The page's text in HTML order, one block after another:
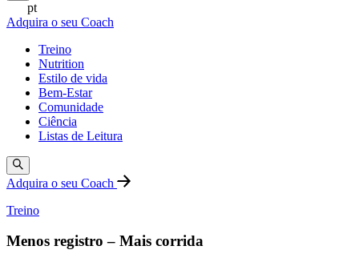
pt
Adquira o seu Coach
Treino
Nutrition
Estilo de vida
Bem-Estar
Comunidade
Ciência
Listas de Leitura
Adquira o seu Coach
Treino
Menos registro – Mais corrida